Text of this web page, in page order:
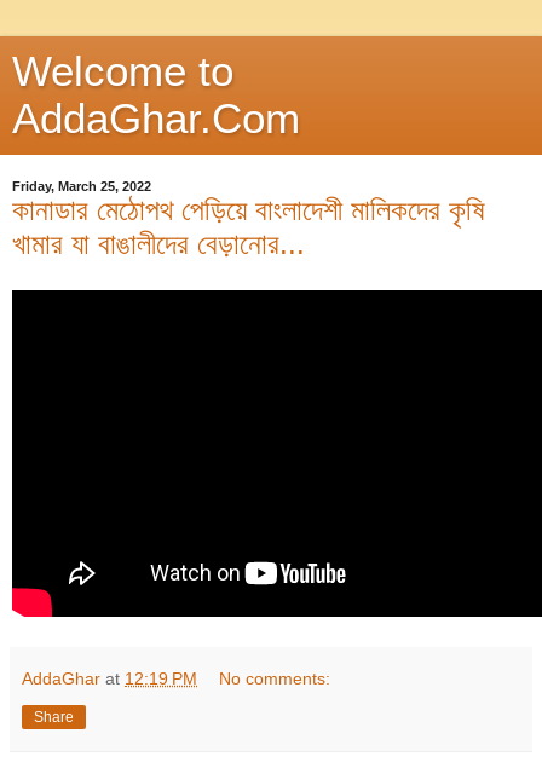
Welcome to
AddaGhar.Com
Friday, March 25, 2022
কানাডার মেঠোপথ পেড়িয়ে বাংলাদেশী মালিকদের কৃষি
খামার যা বাঙালীদের বেড়ানোর...
AddaGhar at 12:19 PM No comments:
Share